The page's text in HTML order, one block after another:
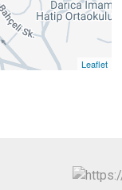
Leaflet